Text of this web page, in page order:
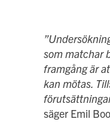
”
som matchar
framgång är
kan mötas.
säger Emil